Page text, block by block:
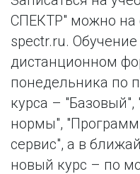
СПЕКТР" можно на
spectr.ru. Обучение
дистанционном
понедельника по
курса –
нормы",
сервис", а в
новый курс – по